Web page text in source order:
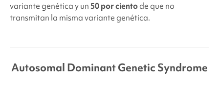
variante genética y un 50 por cientode que no
transmitan la misma variante genética.
Autosomal Dominant Genetic Syndrome